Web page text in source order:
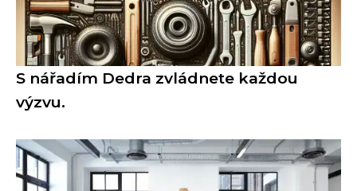
S nářadím Dedra zvládnete každou
výzvu.